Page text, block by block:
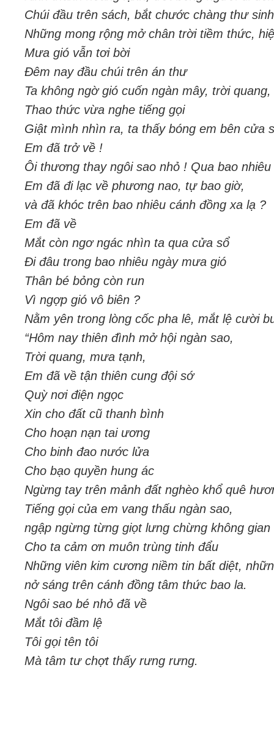
Chúi đầu trên sách, bắt chước chàng thư
Những mong rộng mở chân trời tiềm thức,
Mưa gió vẫn tơi bời
Đêm nay đầu chúi trên án thư
Ta không ngờ gió cuốn ngàn mây, trời
Thao thức vừa nghe tiếng gọi
Giật mình nhìn ra, ta thấy bóng em bên cửa
Em đã trở về !
Ôi thương thay ngôi sao nhỏ ! Qua bao
Em đã đi lạc về phương nao, tự bao giờ,
và đã khóc trên bao nhiêu cánh đồng xa lạ ?
Em đã về
Mắt còn ngơ ngác nhìn ta qua cửa sổ
Đi đâu trong bao nhiêu ngày mưa gió
Thân bé bỏng còn run
Vì ngợp gió vô biên ?
Nằm yên trong lòng cốc pha lê, mắt lệ cười
“Hôm nay thiên đình mở hội ngàn sao,
Trời quang, mưa tạnh,
Em đã về tận thiên cung đội sớ
Quỳ nơi điện ngọc
Xin cho đất cũ thanh bình
Cho hoạn nạn tai ương
Cho binh đao nước lửa
Cho bạo quyền hung ác
Ngừng tay trên mảnh đất nghèo khổ quê
Tiếng gọi của em vang thấu ngàn sao,
ngập ngừng từng giọt lưng chừng không gian
Cho ta cảm ơn muôn trùng tinh đẩu
Những viên kim cương niềm tin bất diệt,
nở sáng trên cánh đồng tâm thức bao la.
Ngôi sao bé nhỏ đã về
Mắt tôi đầm lệ
Tôi gọi tên tôi
Mà tâm tư chợt thấy rưng rưng.